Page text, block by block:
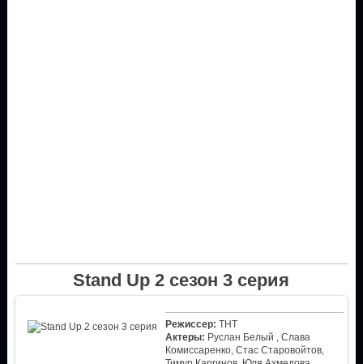
Stand Up 2 сезон 3 серия
Режиссер: ТНТ
Актеры: Руслан Белый , Слава
Комиссаренко, Стас Старовойтов,